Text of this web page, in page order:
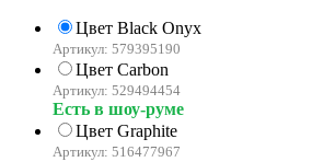
Цвет Black Onyx
Артикул: 579395190
Цвет Carbon
Артикул: 529494454
Есть в шоу-руме
Цвет Graphite
Артикул: 516477967